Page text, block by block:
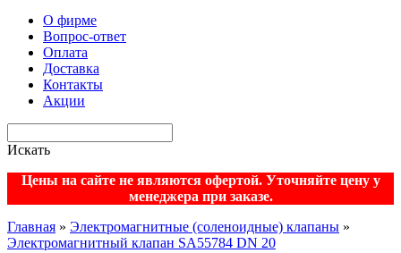
О фирме
Вопрос-ответ
Оплата
Доставка
Контакты
Акции
Искать
Цены на сайте не являются офертой. Уточняйте цену у
менеджера при заказе.
Главная » Электромагнитные (соленоидные) клапаны »
Электромагнитный клапан SA55784 DN 20